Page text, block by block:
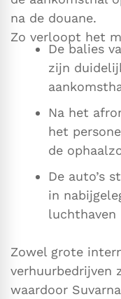
na de douane.
Zo verloopt het
De balies
zijn
Na het
het
de
De auto’s
in
luchthaven
Zowel grote
verhuurbedrijven
waardoor